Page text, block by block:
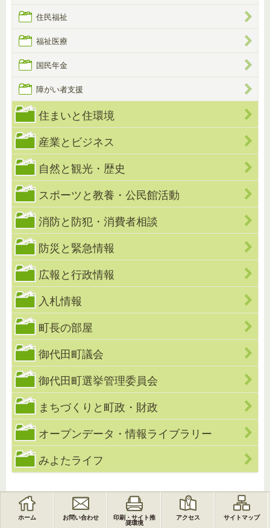
住民福祉
福祉医療
国民年金
障がい者支援
住まいと住環境
産業とビジネス
自然と観光・歴史
スポーツと教養・公民館活動
消防と防犯・消費者相談
防災と緊急情報
広報と行政情報
入札情報
町長の部屋
御代田町議会
御代田町選挙管理委員会
まちづくりと町政・財政
オープンデータ・情報ライブラリー
みよたライフ
ホーム お問い合わせ
印刷・サイト推
奨環境
アクセス サイトマップ